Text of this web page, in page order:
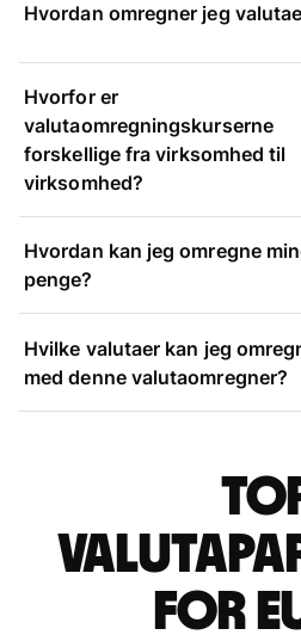
Hvordan omregner jeg
Hvorfor er
valutaomregningskurserne
forskellige fra virksomhed til
virksomhed?
Hvordan kan jeg omregne
penge?
Hvilke valutaer kan jeg
med denne valutaomregner?
for